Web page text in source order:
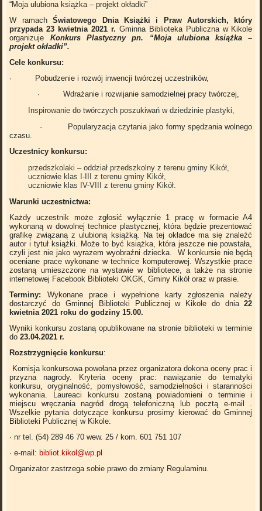
“Moja ulubiona książka – projekt okładki”
W ramachŚwiatowego Dnia Książki i Praw Autorskich, który
przypada 23 kwietnia 2021 r. Gminna Biblioteka Publiczna w Kikole
organizuje Konkurs Plastyczny pn. “Moja ulubiona książka –
projekt okładki”.
Cele konkursu:
· Pobudzenie i rozwój inwencji twórczej uczestników,
· Wdrażanie i rozwijanie samodzielnej pracy twórczej,
Inspirowanie do twórczych poszukiwań w dziedzinie plastyki,
· Popularyzacja czytania jako formy spędzania wolnego
czasu.
Uczestnicy konkursu:
przedszkolaki – oddział przedszkolny z terenu gminy Kikół,
uczniowie klas I-III z terenu gminy Kikół,
uczniowie klas IV-VIII z terenu gminy Kikół.
Warunki uczestnictwa:
Każdy uczestnik może zgłosić wyłącznie 1 pracę w formacie A4
wykonaną w dowolnej technice plastycznej, która będzie prezentować
grafikę związaną z ulubioną książką. Na tej okładce ma się znaleźć
autor i tytuł książki. Może to być książka, która jeszcze nie powstała,
czyli jest nie jako wyrazem wyobraźni dziecka. W konkursie nie będą
oceniane prace wykonane w technice komputerowej. Wszystkie prace
zostaną umieszczone na wystawie w bibliotece, a także na stronie
internetowej Facebook Biblioteki OKGK, Gminy Kikół oraz w prasie.
Terminy: Wykonane prace i wypełnione karty zgłoszenia należy
dostarczyć do Gminnej Biblioteki Publicznej w Kikole do dnia22
kwietnia 2021 roku do godziny 15.00.
Wyniki konkursu zostaną opublikowane na stronie biblioteki w terminie
do23.04.2021 r.
Rozstrzygnięcie konkursu:
Komisja konkursowa powołana przez organizatora dokona oceny prac i
przyzna nagrody. Kryteria oceny prac: nawiązanie do tematyki
konkursu, oryginalność, pomysłowość, samodzielności i staranności
wykonania. Laureaci konkursu zostaną powiadomieni o terminie i
miejscu wręczania nagród drogą telefoniczną lub pocztą e-mail .
Wszelkie pytania dotyczące konkursu prosimy kierować do Gminnej
Biblioteki Publicznej w Kikole:
· nr tel. (54) 289 46 70 wew. 25 / kom. 601 751 107
· e-mail:bibliot.kikol@wp.pl
Organizator zastrzega sobie prawo do zmiany Regulaminu.